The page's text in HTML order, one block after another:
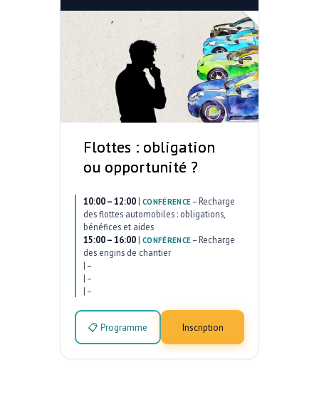
Flottes : obligation
ou opportunité ?
10:00 – 12:00 | CONFÉRENCE – Recharge
des flottes automobiles : obligations,
bénéfices et aides
15:00 – 16:00 | CONFÉRENCE – Recharge
des engins de chantier
| –
| –
| –
📋 Programme Inscription